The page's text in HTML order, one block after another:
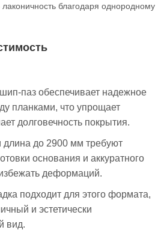
благодаря однородному
паз обеспечивает надежное
планками, что упрощает
долговечность покрытия.
длина до 2900 мм требуют
основания и аккуратного
деформаций.
подходит для этого формата,
и эстетически
вид.